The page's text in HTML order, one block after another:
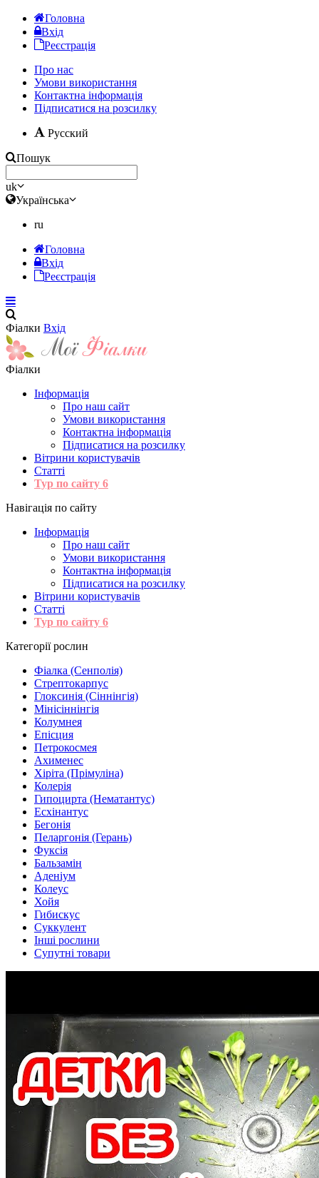
Головна
Вхід
Реєстрація
Про нас
Умови використання
Контактна інформація
Підписатися на розсилку
Русский
Пошук
uk
Українська
ru
Головна
Вхід
Реєстрація
Фіалки Вхід
Фіалки
Інформація
Про наш сайт
Умови використання
Контактна інформація
Підписатися на розсилку
Вітрини користувачів
Статті
Тур по сайту 6
Навігація по сайту
Інформація
Про наш сайт
Умови використання
Контактна інформація
Підписатися на розсилку
Вітрини користувачів
Статті
Тур по сайту 6
Категорії рослин
Фіалка (Сенполія)
Стрептокарпус
Глоксинія (Сіннінгія)
Мінісіннінгія
Колумнея
Епісция
Петрокосмея
Ахименес
Хіріта (Прімуліна)
Колерія
Гипоцирта (Нематантус)
Есхінантус
Бегонія
Пеларгонія (Герань)
Фуксія
Бальзамін
Аденіум
Колеус
Хойя
Гибискус
Суккулент
Інші рослини
Супутні товари